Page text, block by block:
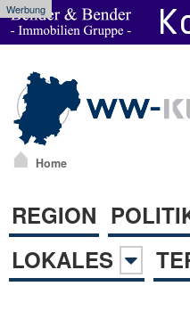
Werbung
Home
REGION
LOKALES